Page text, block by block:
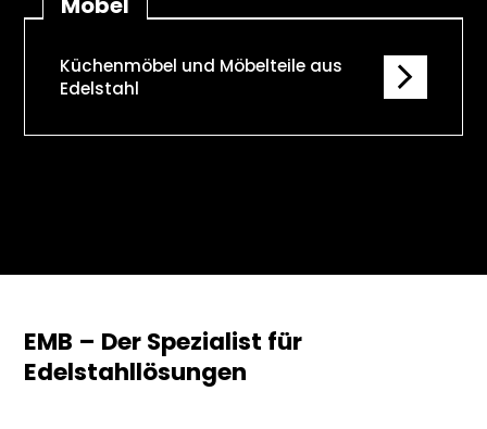
Küchenmöbel und Möbelteile aus
Edelstahl
EMB – Der Spezialist für
Edelstahllösungen